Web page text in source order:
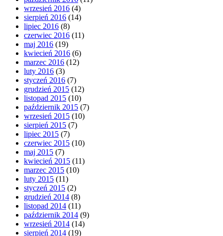
wrzesień 2016 (4)
sierpień 2016 (14)
lipiec 2016 (8)
czerwiec 2016 (11)
maj 2016 (19)
kwiecień 2016 (6)
marzec 2016 (12)
luty 2016 (3)
styczeń 2016 (7)
grudzień 2015 (12)
listopad 2015 (10)
październik 2015 (7)
wrzesień 2015 (10)
sierpień 2015 (7)
lipiec 2015 (7)
czerwiec 2015 (10)
maj 2015 (7)
kwiecień 2015 (11)
marzec 2015 (10)
luty 2015 (11)
styczeń 2015 (2)
grudzień 2014 (8)
listopad 2014 (11)
październik 2014 (9)
wrzesień 2014 (14)
sierpień 2014 (19)